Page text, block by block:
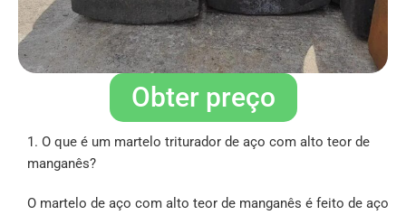
Obter preço
1. O que é um martelo triturador de aço com alto teor de
manganês?
O martelo de aço com alto teor de manganês é feito de aço